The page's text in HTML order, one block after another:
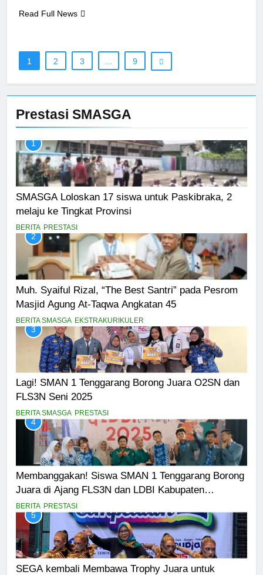
Prestasi SMASGA
1
SMASGA Loloskan 17 siswa untuk Paskibraka, 2
melaju ke Tingkat Provinsi
BERITA PRESTASI
2
Muh. Syaiful Rizal, “The Best Santri” pada Pesrom
Masjid Agung At-Taqwa Angkatan 45
BERITA SMASGA EKSTRAKURIKULER
3
Lagi! SMAN 1 Tenggarang Borong Juara O2SN dan
FLS3N Seni 2025
BERITA SMASGA PRESTASI
4
Membanggakan! Siswa SMAN 1 Tenggarang Borong
Juara di Ajang FLS3N dan LDBI Kabupaten
Bondowoso 2025
BERITA PRESTASI
5
SEGA kembali Membawa Trophy Juara untuk
Read Full News
1 2 3 9